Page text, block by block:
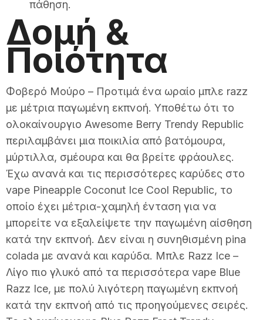
πάθηση.
Δομή &
Ποιότητα
Φοβερό Μούρο – Προτιμά ένα ωραίο μπλε razz
με μέτρια παγωμένη εκπνοή. Υποθέτω ότι το
ολοκαίνουργιο Awesome Berry Trendy Republic
περιλαμβάνει μια ποικιλία από βατόμουρα,
μύρτιλλα, σμέουρα και θα βρείτε φράουλες.
Έχω ανανά και τις περισσότερες καρύδες στο
vape Pineapple Coconut Ice Cool Republic, το
οποίο έχει μέτρια-χαμηλή ένταση για να
μπορείτε να εξαλείψετε την παγωμένη αίσθηση
κατά την εκπνοή. Δεν είναι η συνηθισμένη pina
colada με ανανά και καρύδα. Μπλε Razz Ice –
Λίγο πιο γλυκό από τα περισσότερα vape Blue
Razz Ice, με πολύ λιγότερη παγωμένη εκπνοή
κατά την εκπνοή από τις προηγούμενες σειρές.